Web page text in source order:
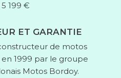
199 €
ET GARANTIE
de motos
1999 par le groupe
Motos Bordoy.